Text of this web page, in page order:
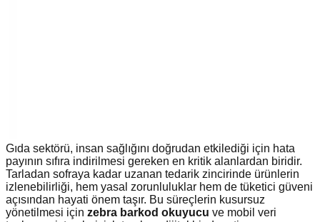
Gıda sektörü, insan sağlığını doğrudan etkilediği için hata
payının sıfıra indirilmesi gereken en kritik alanlardan biridir.
Tarladan sofraya kadar uzanan tedarik zincirinde ürünlerin
izlenebilirliği, hem yasal zorunluluklar hem de tüketici güveni
açısından hayati önem taşır. Bu süreçlerin kusursuz
yönetilmesi için zebra barkod okuyucu ve mobil veri